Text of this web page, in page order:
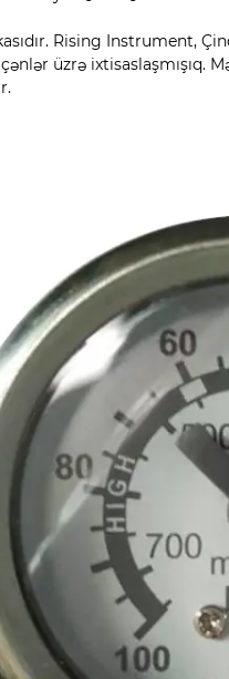
Rising Instrument,
üzrə ixtisaslaşmışıq.